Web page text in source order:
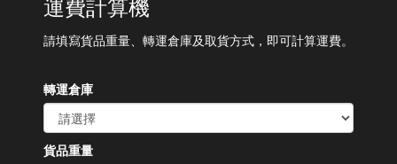
運費計算機
請填寫貨品重量、轉運倉庫及取貨方式，即可計算運費。
轉運倉庫
貨品重量